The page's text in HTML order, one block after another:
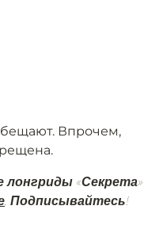
Впрочем,
«Секрета»
. Подписывайтесь!